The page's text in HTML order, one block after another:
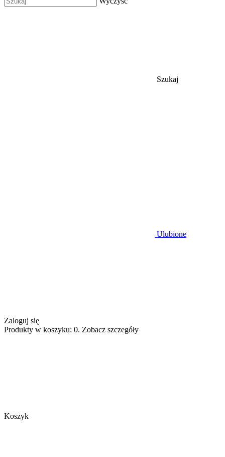
Szukaj
Ulubione
Zaloguj się
Produkty w koszyku: 0. Zobacz szczegóły
Koszyk